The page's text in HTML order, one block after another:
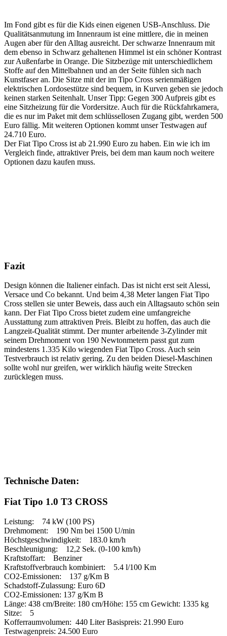
Im Fond gibt es für die Kids einen eigenen USB-Anschluss. Die
Qualitätsanmutung im Innenraum ist eine mittlere, die in meinen
Augen aber für den Alltag ausreicht. Der schwarze Innenraum mit
dem ebenso in Schwarz gehaltenen Himmel ist ein schöner Kontrast
zur Außenfarbe in Orange. Die Sitzbezüge mit unterschiedlichem
Stoffe auf den Mittelbahnen und an der Seite fühlen sich nach
Kunstfaser an. Die Sitze mit der im Tipo Cross serienmäßigen
elektrischen Lordosestütze sind bequem, in Kurven geben sie jedoch
keinen starken Seitenhalt. Unser Tipp: Gegen 300 Aufpreis gibt es
eine Sitzheizung für die Vordersitze. Auch für die Rückfahrkamera,
die es nur im Paket mit dem schlüssellosen Zugang gibt, werden 500
Euro fällig. Mit weiteren Optionen kommt unser Testwagen auf
24.710 Euro.
Der Fiat Tipo Cross ist ab 21.990 Euro zu haben. Ein wie ich im
Vergleich finde, attraktiver Preis, bei dem man kaum noch weitere
Optionen dazu kaufen muss.
Fazit
Design können die Italiener einfach. Das ist nicht erst seit Alessi,
Versace und Co bekannt. Und beim 4,38 Meter langen Fiat Tipo
Cross stellen sie unter Beweis, dass auch ein Alltagsauto schön sein
kann. Der Fiat Tipo Cross bietet zudem eine umfangreiche
Ausstattung zum attraktiven Preis. Bleibt zu hoffen, das auch die
Langzeit-Qualität stimmt. Der munter arbeitende 3-Zylinder mit
seinem Drehmoment von 190 Newtonmetern passt gut zum
mindestens 1.335 Kilo wiegenden Fiat Tipo Cross. Auch sein
Testverbrauch ist relativ gering. Zu den beiden Diesel-Maschinen
sollte wohl nur greifen, wer wirklich häufig weite Strecken
zurücklegen muss.
Technische Daten:
Fiat Tipo 1.0 T3 CROSS
Leistung: 74 kW (100 PS)
Drehmoment: 190 Nm bei 1500 U/min
Höchstgeschwindigkeit: 183.0 km/h
Beschleunigung: 12,2 Sek. (0-100 km/h)
Kraftstoffart: Benziner
Kraftstoffverbrauch kombiniert: 5.4 l/100 Km
CO2-Emissionen: 137 g/Km B
Schadstoff-Zulassung: Euro 6D
CO2-Emissionen: 137 g/Km B
Länge: 438 cm/Breite: 180 cm/Höhe: 155 cm Gewicht: 1335 kg
Sitze: 5
Kofferraumvolumen: 440 Liter Basispreis: 21.990 Euro
Testwagenpreis: 24.500 Euro